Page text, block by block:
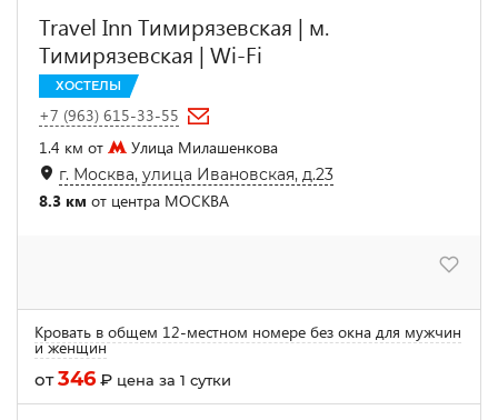
Travel Inn Тимирязевская | м.
Тимирязевская | Wi-Fi
ХОСТЕЛЫ
+7 (963) 615-33-55
1.4 км от
Улица Милашенкова
г. Москва, улица Ивановская, д.23
8.3 км от центра МОСКВА
Кровать в общем 12-местном номере без окна для мужчин
и женщин
от346 ₽ цена за 1 сутки